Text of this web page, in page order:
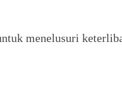
menelusuri